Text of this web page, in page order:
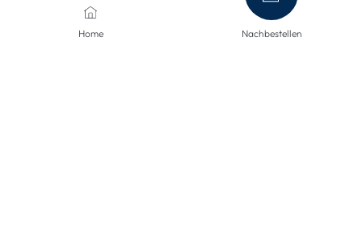
Home Nachbestellen
Datenschutzrichtlinie
Impressum